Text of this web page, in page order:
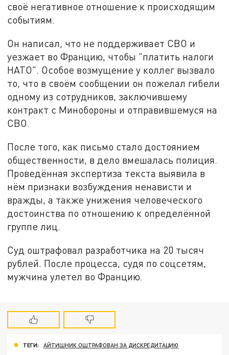
своё негативное отношение к происходящим
событиям.
Он написал, что не поддерживает СВО и
уезжает во Францию, чтобы "платить налоги
НАТО". Особое возмущение у коллег вызвало
то, что в своём сообщении он пожелал гибели
одному из сотрудников, заключившему
контракт с Минобороны и отправившемуся на
СВО.
После того, как письмо стало достоянием
общественности, в дело вмешалась полиция.
Проведённая экспертиза текста выявила в
нём признаки возбуждения ненависти и
вражды, а также унижения человеческого
достоинства по отношению к определённой
группе лиц.
Суд оштрафовал разработчика на 20 тысяч
рублей. После процесса, судя по соцсетям,
мужчина улетел во Францию.
ТЕГИ: АЙТИШНИК ОШТРАФОВАН ЗА ДИСКРЕДИТАЦИЮ